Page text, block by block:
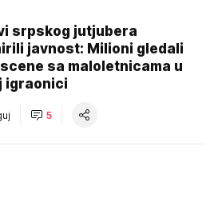
srpskog jutjubera
javnost: Milioni gledali
sa maloletnicama u
igraonici
5